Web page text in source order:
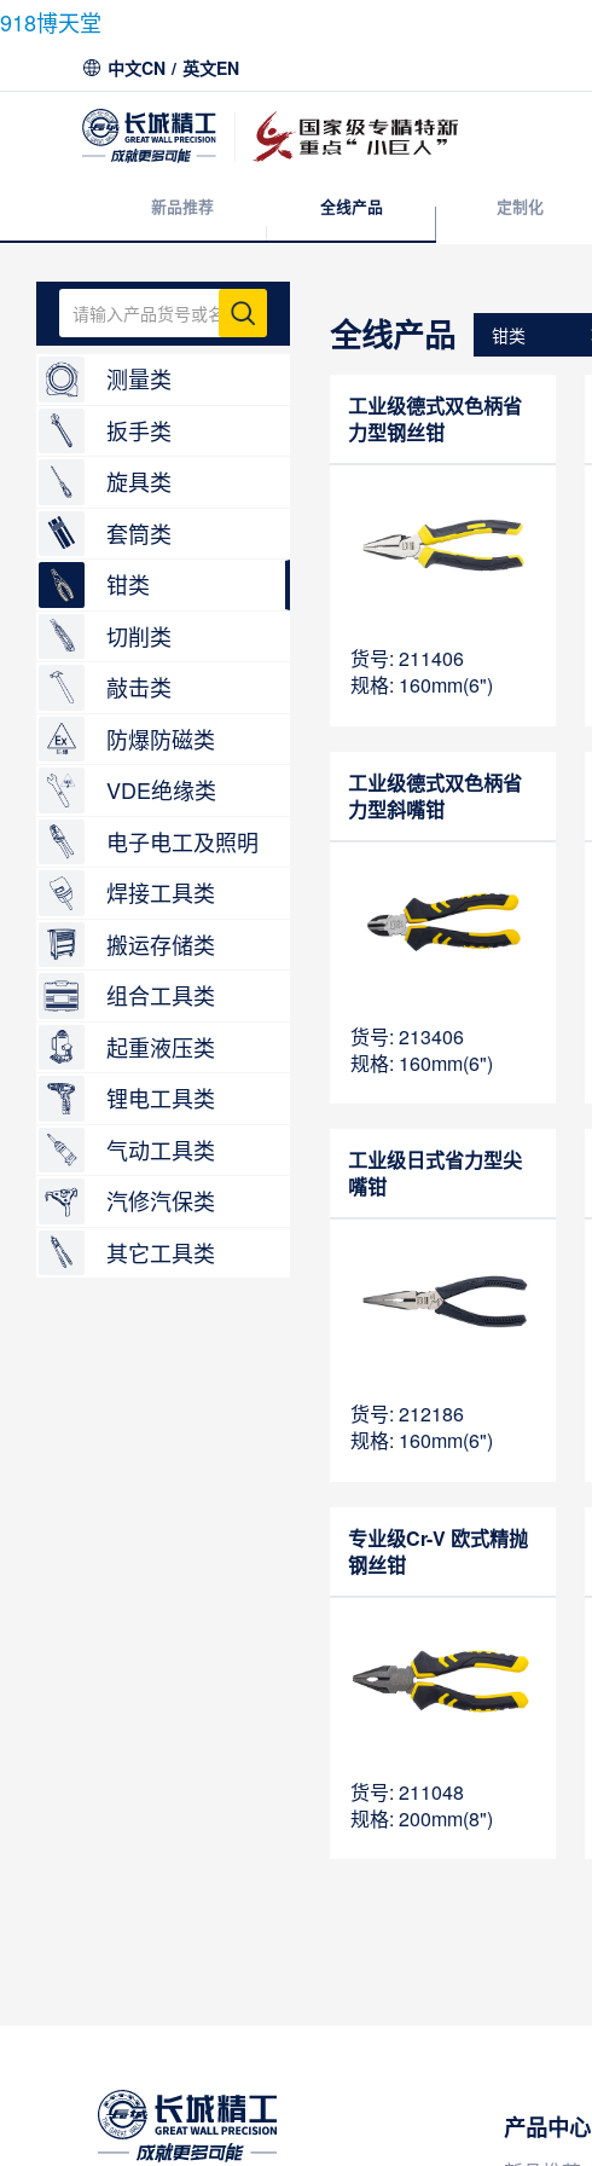
918博天堂
中文CN / 英文EN
新品推荐 全线产品 定制化
测量类
扳手类
旋具类
套筒类
钳类
切削类
敲击类
防爆防磁类
VDE绝缘类
电子电工及照明
焊接工具类
搬运存储类
组合工具类
起重液压类
锂电工具类
气动工具类
汽修汽保类
其它工具类
全线产品 钳类
工业级德式双色柄省
力型钢丝钳
货号: 211406
规格: 160mm(6")
工业级德式双色柄省
力型斜嘴钳
货号: 213406
规格: 160mm(6")
工业级日式省力型尖
嘴钳
货号: 212186
规格: 160mm(6")
专业级Cr-V 欧式精抛
钢丝钳
货号: 211048
规格: 200mm(8")
产品中心